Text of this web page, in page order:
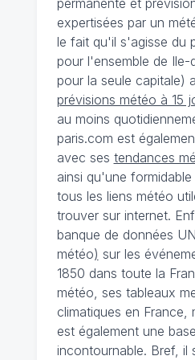
permanente et
expertisées par un
le fait qu'il s'agisse du
pour l'ensemble de
pour la seule capitale)
prévisions météo à 15
au moins
paris.com est
avec ses tendances
ainsi qu'une
tous les liens météo
trouver sur internet.
banque de données
météo) sur les
1850 dans toute la
météo, ses tableaux
climatiques en France,
est également une
incontournable. Bref, il